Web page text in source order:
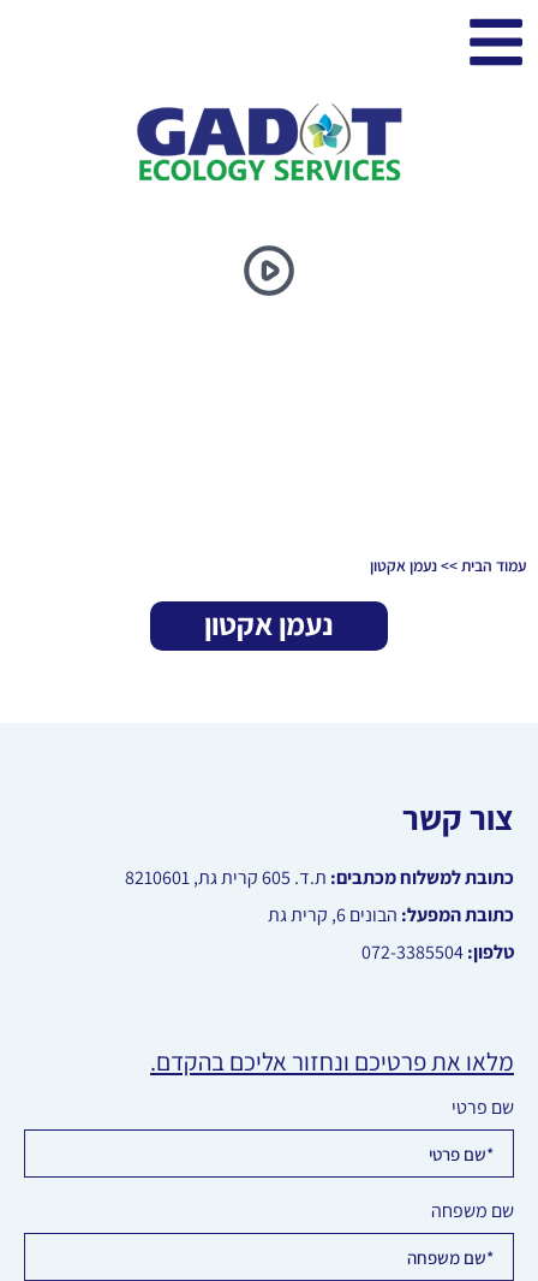
עמוד הבית>>נעמן אקטון
נעמן אקטון
צור קשר
כתובת למשלוח מכתבים: ת.ד. 605קרית גת, 8210601
כתובת המפעל: הבונים 6, קרית גת
טלפון:
מלאו את פרטיכם ונחזור אליכם בהקדם.
שם פרטי
שם משפחה